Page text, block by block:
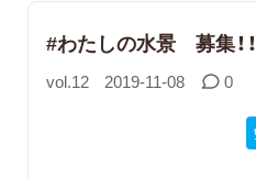
#わたしの水景 募集！！
vol.12 2019-11-08 0